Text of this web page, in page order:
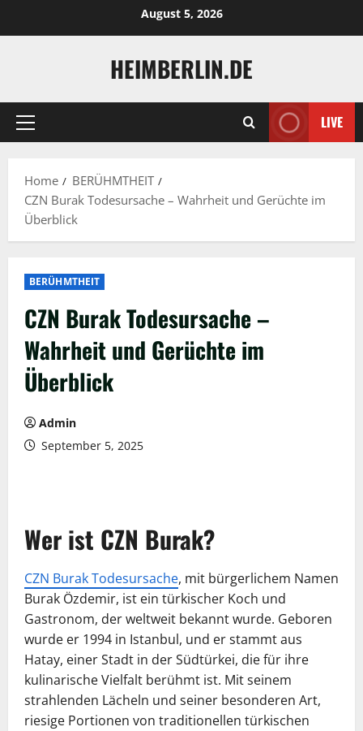
August 5, 2026
HEIMBERLIN.DE
Primary
LIVE
Home
BERÜHMTHEIT
CZN Burak Todesursache – Wahrheit und Gerüchte im
Überblick
BERÜHMTHEIT
CZN Burak Todesursache –
Wahrheit und Gerüchte im
Überblick
Admin
September 5, 2025
Wer ist CZN Burak?
CZN Burak Todesursache, mit bürgerlichem Namen
Burak Özdemir, ist ein türkischer Koch und
Gastronom, der weltweit bekannt wurde. Geboren
wurde er 1994 in Istanbul, und er stammt aus
Hatay, einer Stadt in der Südtürkei, die für ihre
kulinarische Vielfalt berühmt ist. Mit seinem
strahlenden Lächeln und seiner besonderen Art,
riesige Portionen von traditionellen türkischen